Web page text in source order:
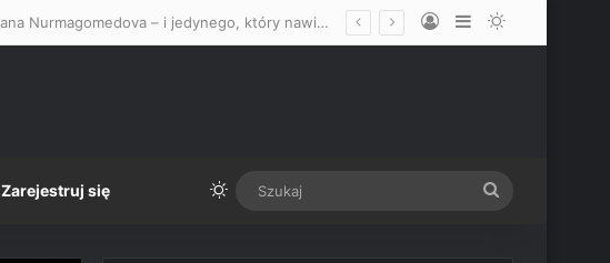
Debiut w UFC? Menadżer wskazał idealnego rywala dla Usmana Nurmagomedova – i jedynego, który nawiązałby z nim walkę Log InSidebarSwitch skin
Zarejestruj się Switch skin